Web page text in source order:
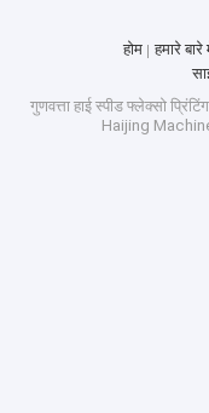
होम हमारे बारे
गुणवत्ता हाई स्पीड फ्लेक्सो
Haijing